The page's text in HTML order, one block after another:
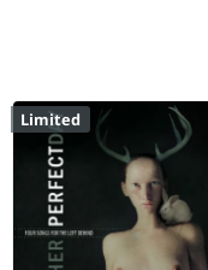
Limited